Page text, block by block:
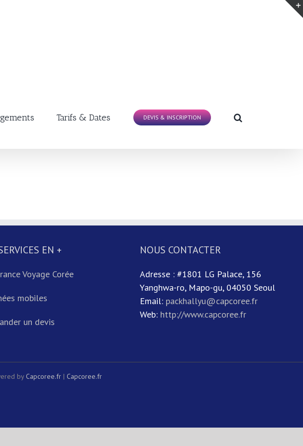
Tarifs & Dates DEVIS & INSCRIPTION
EN +
Voyage Corée
mobiles
un devis
NOUS CONTACTER
Adresse : #1801 LG Palace, 156
Yanghwa-ro, Mapo-gu, 04050 Seoul
Email: packhallyu@capcoree.fr
Web: http://www.capcoree.fr
by Capcoree.fr| Capcoree.fr